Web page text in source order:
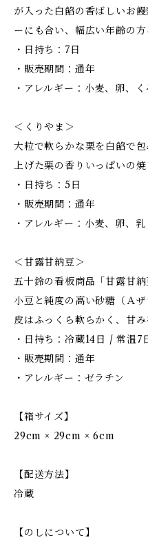
が入った白餡の香ばしいお
ーにも合い、幅広い年齢の方
・日持ち：7日
・販売期間：通年
・アレルギー：小麦、卵、
＜くりやま＞
大粒で軟らかな栗を白餡で
上げた栗の香りいっぱいの焼
・日持ち：5日
・販売期間：通年
・アレルギー：小麦、卵、乳
＜甘露甘納豆＞
五十鈴の看板商品「甘露甘
小豆と純度の高い砂糖（Ａザ
皮はふっくら軟らかく、甘み
・日持ち：冷蔵14日 / 常温7
・販売期間：通年
・アレルギー：ゼラチン
【箱サイズ】
29cm × 29cm × 6cm
【配送方法】
冷蔵
【のしについて】